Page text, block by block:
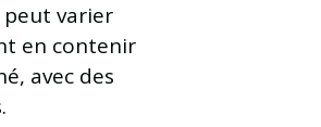
varier
en contenir
avec des